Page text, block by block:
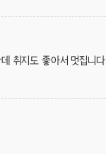
취지도 좋아서 멋집니다